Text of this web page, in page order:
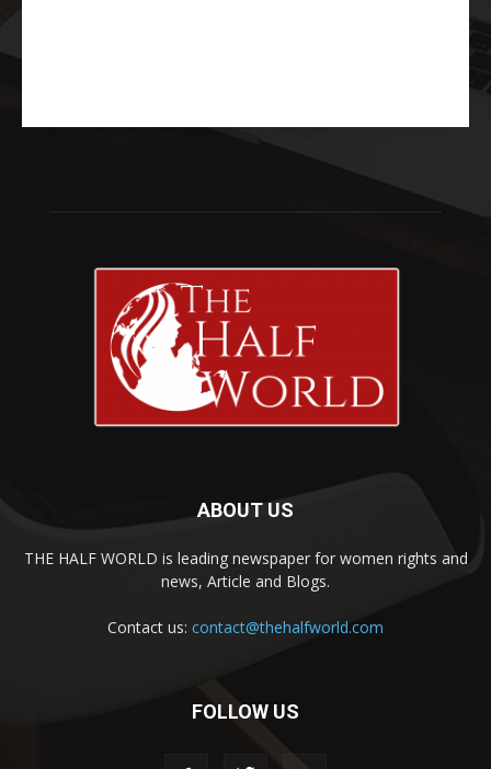
ABOUT US
THE HALF WORLD is leading newspaper for women rights and
news, Article and Blogs.
Contact us: contact@thehalfworld.com
FOLLOW US